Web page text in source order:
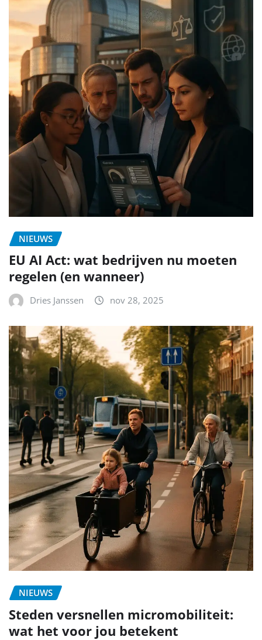
NIEUWS
EU AI Act: wat bedrijven nu moeten
regelen (en wanneer)
Dries Janssen nov 28, 2025
NIEUWS
Steden versnellen micromobiliteit:
wat het voor jou betekent